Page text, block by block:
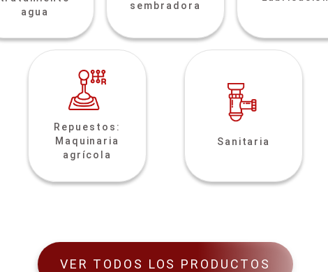
agua
sembradora
Repuestos:
Maquinaria
agrícola
Sanitaria
VER TODOS LOS PRODUCTOS